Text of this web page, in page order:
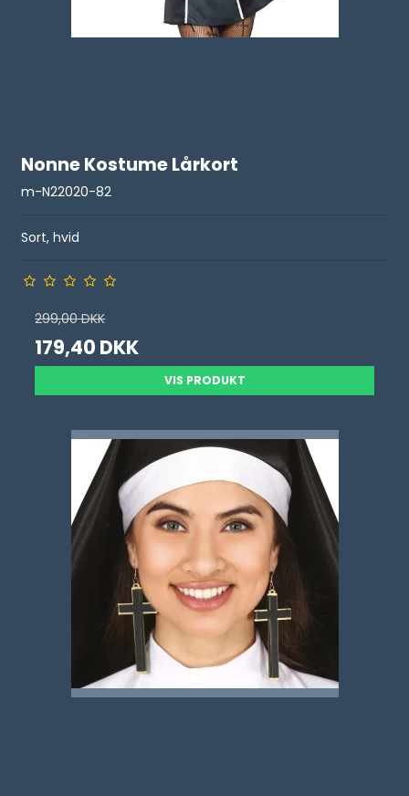
Nonne Kostume Lårkort
m-N22020-82
Sort, hvid
299,00 DKK
179,40 DKK
VIS PRODUKT